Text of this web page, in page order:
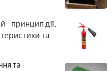
- принцип дії,
та
та